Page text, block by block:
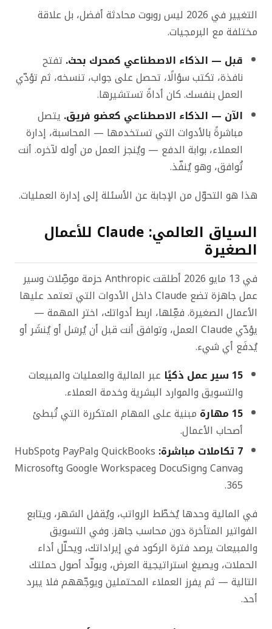
التغيير في 2026 ليس روبوت محادثة أفضل، بل علاقة
مختلفة مع البرمجيات.
قبل — الذكاء الاصطناعي كمحرك بحث. تفتح
نافذة، تكتب سؤالًا، تحصل على جواب، تنسخه، ثم تؤدّي
العمل بنفسك. كان أداةً تستشيرها.
الآن — الذكاء الاصطناعي كعضو فريق. يتصل
مباشرةً بالأدوات التي تستخدمها — المحاسبة، إدارة
العملاء، بوابة الدفع — ويُنجز العمل من أوله لآخره. أنت
تُوافق، وهو يُنفّذ.
هذا هو التحوّل من الإجابة عن الأسئلة إلى إدارة العمليات.
السياق العالمي: Claude للأعمال
الصغيرة
في 13 مايو 2026 أطلقت Anthropic حزمة موصِّلات وسير
عمل جاهزة تضع Claude داخل الأدوات التي تعتمد عليها
الأعمال الصغيرة. فعِّلها، اربط أدواتك، اختر المهمة —
يؤدّي Claude العمل، وتوافق أنت قبل أن يُرسَل أو يُنشَر أو
يُدفَع أي شيء.
15 سير عمل ذكيًا
عبر المالية والعمليات والمبيعات
والتسويق والموارد البشرية وخدمة العملاء.
15 مهارة
مبنية على المهام المتكررة التي تُبطئ
أصحاب الأعمال.
7 تكاملات مباشرة:
QuickBooks وPayPal وHubSpot
وCanva وDocuSign وGoogle Workspace وMicrosoft
365.
في المالية وحدها يُخطّط الرواتب، ويُقفل الشهر، ويتابع
الفواتير المتأخرة دون محاسب جاهز. وفي التسويق
والمبيعات يرصد فترة الركود في إيراداتك، ويحلّل أداء
الحملات، ويصيغ استراتيجية العرض، ويولّد أصول حملتك
التالية — ثم يفرز العملاء المحتملين ويوجّههم فلا يبرد
أحد.